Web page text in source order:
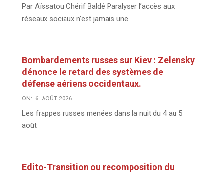
Par Aïssatou Chérif Baldé Paralyser l’accès aux
réseaux sociaux n’est jamais une
Bombardements russes sur Kiev : Zelensky
dénonce le retard des systèmes de
défense aériens occidentaux.
ON: 6. AOÛT 2026
Les frappes russes menées dans la nuit du 4 au 5
août
Edito-Transition ou recomposition du